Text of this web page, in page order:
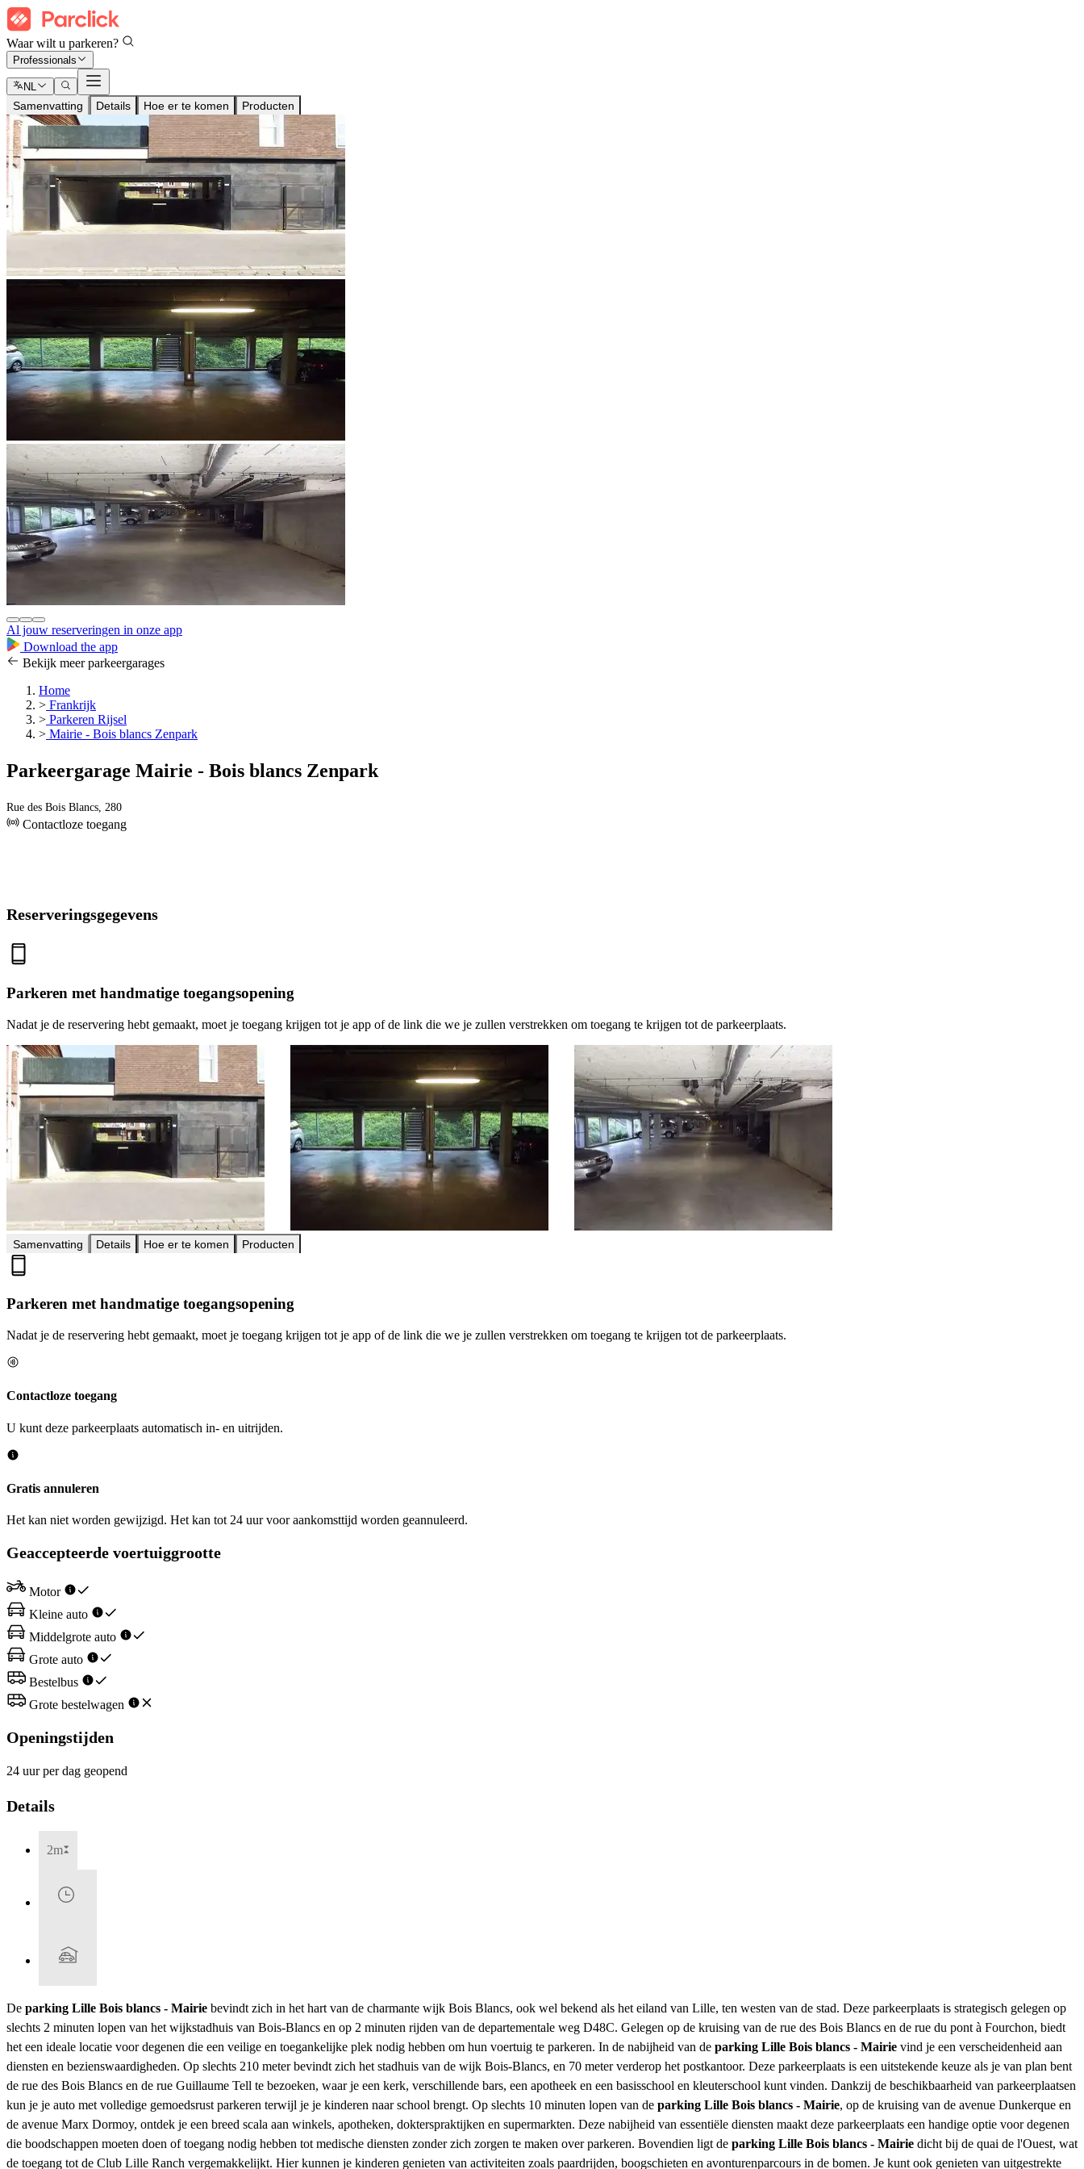
Waar wilt u parkeren?
Professionals
NL
Samenvatting Details Hoe er te komen Producten
Al jouw reserveringen in onze app
Download the app
Bekijk meer parkeergarages
Home
> Frankrijk
> Parkeren Rijsel
> Mairie - Bois blancs Zenpark
Parkeergarage Mairie - Bois blancs Zenpark
Rue des Bois Blancs, 280
Contactloze toegang
Reserveringsgegevens
Parkeren met handmatige toegangsopening
Nadat je de reservering hebt gemaakt, moet je toegang krijgen tot je app of de link die we je zullen verstrekken om toegang te krijgen tot de parkeerplaats.
Samenvatting Details Hoe er te komen Producten
Parkeren met handmatige toegangsopening
Nadat je de reservering hebt gemaakt, moet je toegang krijgen tot je app of de link die we je zullen verstrekken om toegang te krijgen tot de parkeerplaats.
Contactloze toegang
U kunt deze parkeerplaats automatisch in- en uitrijden.
Gratis annuleren
Het kan niet worden gewijzigd. Het kan tot 24 uur voor aankomsttijd worden geannuleerd.
Geaccepteerde voertuiggrootte
Motor
Kleine auto
Middelgrote auto
Grote auto
Bestelbus
Grote bestelwagen
Openingstijden
24 uur per dag geopend
Details
2m
De parking Lille Bois blancs - Mairie bevindt zich in het hart van de charmante wijk Bois Blancs, ook wel bekend als het eiland van Lille, ten westen van de stad. Deze parkeerplaats is strategisch gelegen op
slechts 2 minuten lopen van het wijkstadhuis van Bois-Blancs en op 2 minuten rijden van de departementale weg D48C. Gelegen op de kruising van de rue des Bois Blancs en de rue du pont à Fourchon, biedt
het een ideale locatie voor degenen die een veilige en toegankelijke plek nodig hebben om hun voertuig te parkeren. In de nabijheid van de parking Lille Bois blancs - Mairie vind je een verscheidenheid aan
diensten en bezienswaardigheden. Op slechts 210 meter bevindt zich het stadhuis van de wijk Bois-Blancs, en 70 meter verderop het postkantoor. Deze parkeerplaats is een uitstekende keuze als je van plan bent
de rue des Bois Blancs en de rue Guillaume Tell te bezoeken, waar je een kerk, verschillende bars, een apotheek en een basisschool en kleuterschool kunt vinden. Dankzij de beschikbaarheid van parkeerplaatsen
kun je je auto met volledige gemoedsrust parkeren terwijl je je kinderen naar school brengt. Op slechts 10 minuten lopen van de parking Lille Bois blancs - Mairie, op de kruising van de avenue Dunkerque en
de avenue Marx Dormoy, ontdek je een breed scala aan winkels, apotheken, dokterspraktijken en supermarkten. Deze nabijheid van essentiële diensten maakt deze parkeerplaats een handige optie voor degenen
die boodschappen moeten doen of toegang nodig hebben tot medische diensten zonder zich zorgen te maken over parkeren. Bovendien ligt de parking Lille Bois blancs - Mairie dicht bij de quai de l'Ouest, wat
de toegang tot de Club Lille Ranch vergemakkelijkt. Hier kunnen je kinderen genieten van activiteiten zoals paardrijden, boogschieten en avonturenparcours in de bomen. Je kunt ook genieten van uitgestrekte